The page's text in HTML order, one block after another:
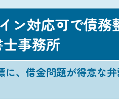
ン対応可で債務
事務所
に、借金問題が得意な